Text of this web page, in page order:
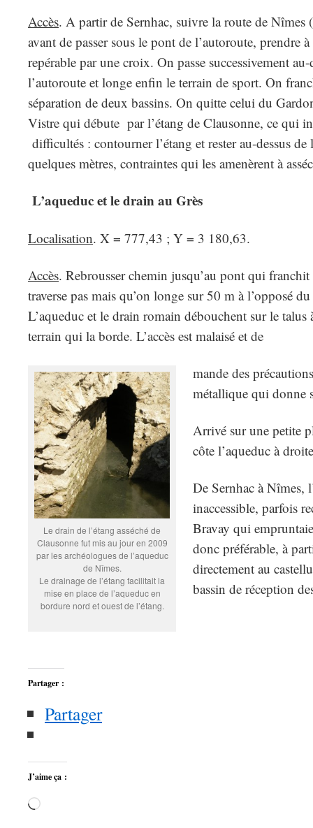
Accès. A partir de Sernhac, suivre la route de Nîmes
avant de passer sous le pont de l’autoroute, prendre
repérable par une croix. On passe successivement
l’autoroute et longe enfin le terrain de sport. On
séparation de deux bassins. On quitte celui du
Vistre qui débute par l’étang de Clausonne, ce qui
difficultés : contourner l’étang et rester au-dessus de
quelques mètres, contraintes qui les amenèrent à
L’aqueduc et le drain au Grès
Localisation. X = 777,43 ; Y = 3 180,63.
Accès. Rebrousser chemin jusqu’au pont qui franchit
traverse pas mais qu’on longe sur 50 m à l’opposé
L’aqueduc et le drain romain débouchent sur le
terrain qui la borde. L’accès est malaisé et de
Le drain de l’étang asséché de
Clausonne fut mis au jour en 2009
par les archéologues de l’aqueduc
de Nîmes.
Le drainage de l’étang facilitait la
mise en place de l’aqueduc en
bordure nord et ouest de l’étang.
mande des
métallique qui donne
Arrivé sur une petite
côte l’aqueduc à
De Sernhac à Nîmes,
inaccessible, parfois
Bravay qui
donc préférable, à
directement au
bassin de réception
Partager :
Partager
J’aime ça :
Chargement…